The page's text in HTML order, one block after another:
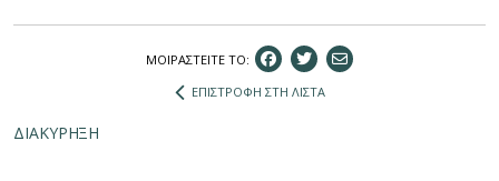
ΜΟΙΡΑΣΤEIΤΕ ΤΟ:
ΕΠΙΣΤΡΟΦΗ ΣΤΗ ΛΙΣΤΑ
ΔΙΑΚΥΡΗΞΗ